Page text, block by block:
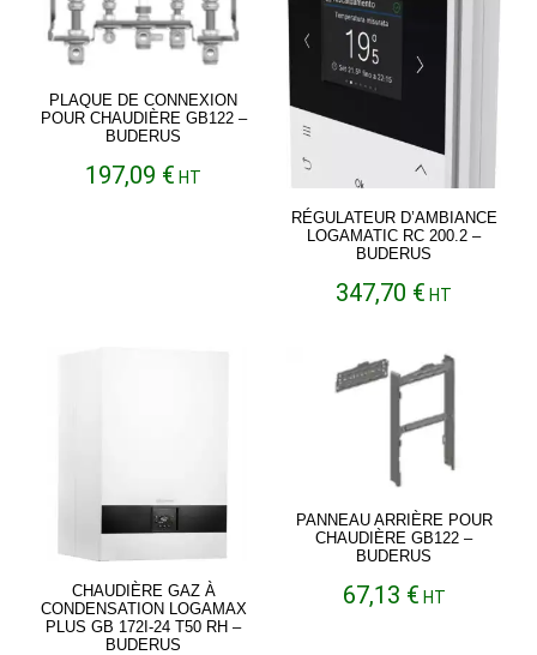
PLAQUE DE CONNEXION
POUR CHAUDIÈRE GB122 –
BUDERUS
197,09 € HT
RÉGULATEUR D’AMBIANCE
LOGAMATIC RC 200.2 –
BUDERUS
347,70 € HT
CHAUDIÈRE GAZ À
CONDENSATION LOGAMAX
PLUS GB 172I-24 T50 RH –
BUDERUS
PANNEAU ARRIÈRE POUR
CHAUDIÈRE GB122 –
BUDERUS
67,13 € HT